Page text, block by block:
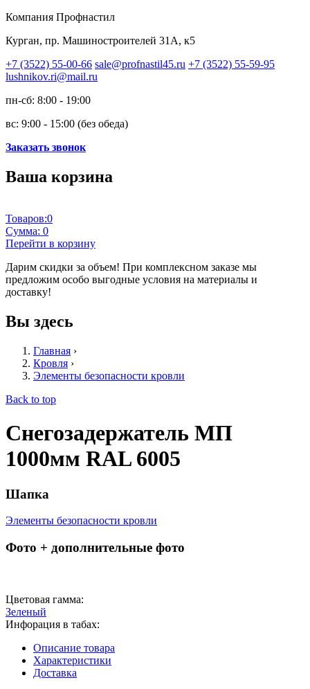
Компания Профнастил
Курган, пр. Машиностроителей 31А, к5
+7 (3522) 55-00-66 sale@profnastil45.ru +7 (3522) 55-59-95
lushnikov.ri@mail.ru
пн-сб: 8:00 - 19:00
вс: 9:00 - 15:00 (без обеда)
Заказать звонок
Ваша корзина
Товаров:0
Сумма: 0
Перейти в корзину
Дарим скидки за объем! При комплексном заказе мы
предложим особо выгодные условия на материалы и
доставку!
Вы здесь
Главная ›
Кровля ›
Элементы безопасности кровли
Back to top
Снегозадержатель МП
1000мм RAL 6005
Шапка
Элементы безопасности кровли
Фото + дополнительные фото
Цветовая гамма:
Зеленый
Инфорация в табах:
Описание товара
Характеристики
Доставка